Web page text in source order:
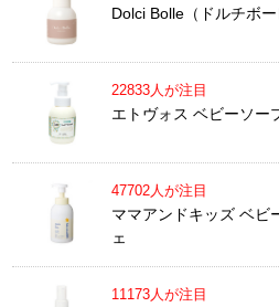
Dolci Bolle（ドルチボ
22833人が注目
エトヴォス ベビーソー
47702人が注目
ママアンドキッズ ベビ
ェ
11173人が注目